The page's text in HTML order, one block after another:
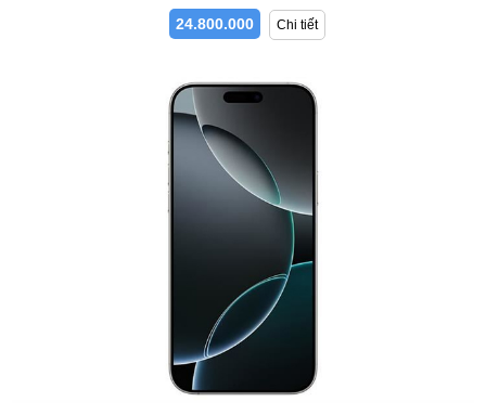
24.800.000 Chi tiết